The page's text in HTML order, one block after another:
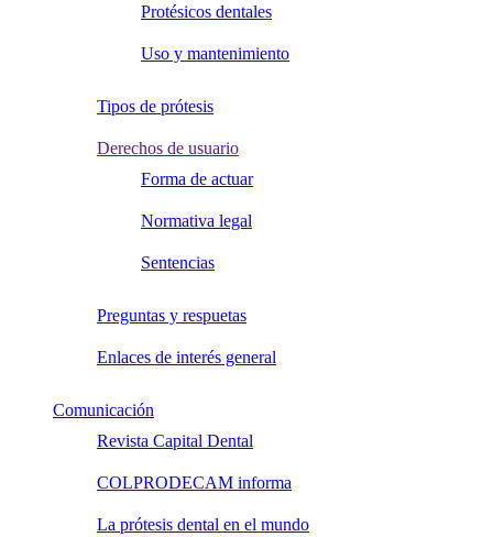
Protésicos dentales
Uso y mantenimiento
Tipos de prótesis
Derechos de usuario
Forma de actuar
Normativa legal
Sentencias
Preguntas y respuetas
Enlaces de interés general
Comunicación
Revista Capital Dental
COLPRODECAM informa
La prótesis dental en el mundo